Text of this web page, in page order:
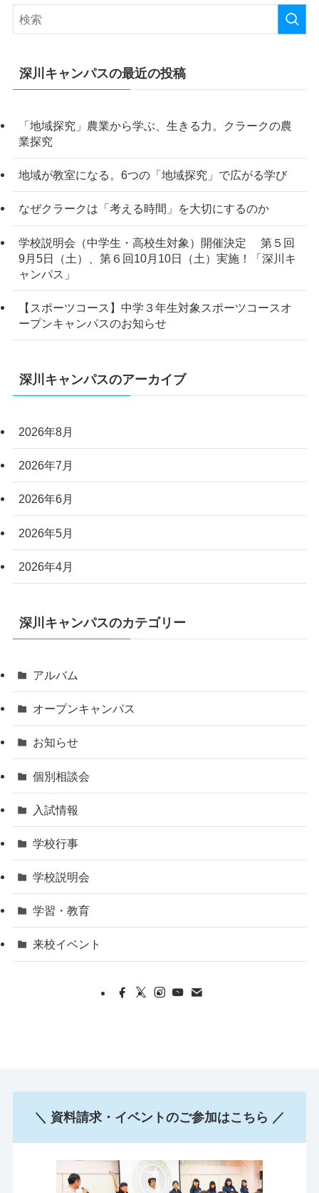
深川キャンパスの最近の投稿
「地域探究」農業から学ぶ、生きる力。クラークの農
業探究
地域が教室になる。6つの「地域探究」で広がる学び
なぜクラークは「考える時間」を大切にするのか
学校説明会（中学生・高校生対象）開催決定 第５回
9月5日（土）、第６回10月10日（土）実施！「深川キ
ャンパス」
【スポーツコース】中学３年生対象スポーツコースオ
ープンキャンパスのお知らせ
深川キャンパスのアーカイブ
2026年8月
2026年7月
2026年6月
2026年5月
2026年4月
深川キャンパスのカテゴリー
アルバム
オープンキャンパス
お知らせ
個別相談会
入試情報
学校行事
学校説明会
学習・教育
来校イベント
＼ 資料請求・イベントのご参加はこちら ／